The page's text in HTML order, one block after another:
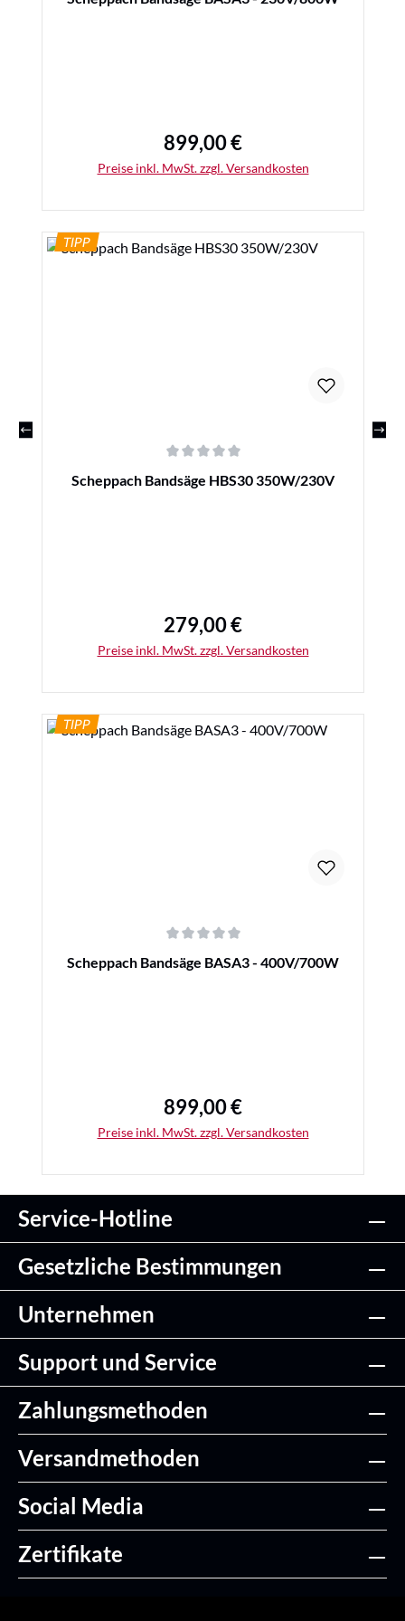
Regulärer Preis:
899,00 €
Preise inkl. MwSt. zzgl. Versandkosten
TIPP
Scheppach Bandsäge HBS30 350W/230V
Regulärer Preis:
279,00 €
Preise inkl. MwSt. zzgl. Versandkosten
TIPP
Scheppach Bandsäge BASA3 - 400V/700W
Regulärer Preis:
899,00 €
Preise inkl. MwSt. zzgl. Versandkosten
Details
Service-Hotline
Gesetzliche Bestimmungen
Unternehmen
Support und Service
Zahlungsmethoden
Versandmethoden
Social Media
Zertifikate